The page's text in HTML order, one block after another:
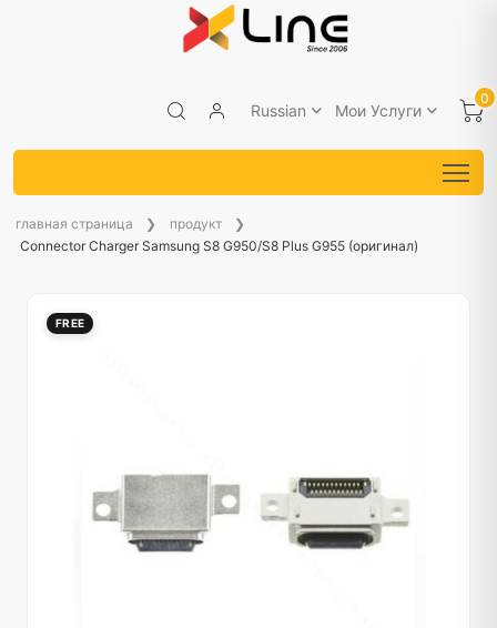
Russian Мои Услуги
0
главная страница
продукт
Connector Charger Samsung S8 G950/S8 Plus G955 (оригинал)
FREE